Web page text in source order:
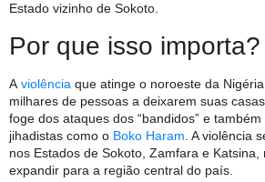
Estado vizinho de Sokoto.
Por que isso importa?
A violência que atinge o noroeste da
milhares de pessoas a deixarem suas
foge dos ataques dos “bandidos” e
jihadistas como o Boko Haram . A violência
nos Estados de Sokoto, Zamfara e Katsina,
expandir para a região central do país.